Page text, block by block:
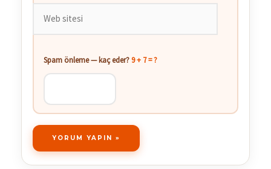
Spam önleme — kaç eder?9 + 7 = ?